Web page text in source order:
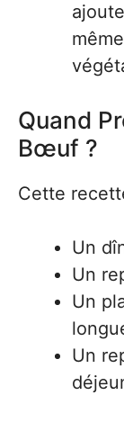
Quand
Bœuf ?
Cette
Un
Un
Un
Un